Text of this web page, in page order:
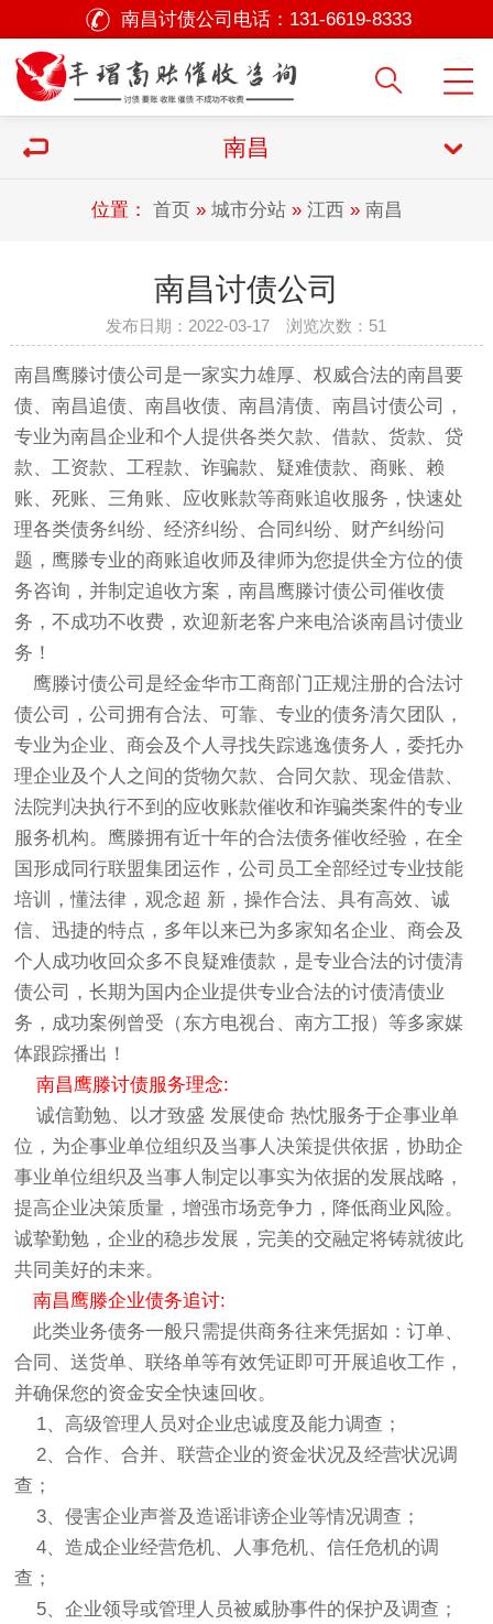
南昌讨债公司电话： 131-6619-8333
南昌
位置： 首页» 城市分站» 江西» 南昌
南昌讨债公司
发布日期：2022-03-17 浏览次数： 51
南昌鹰滕讨债公司 是一家实力雄厚、权威合法的南昌要
债、南昌追债、南昌收债、南昌清债、南昌讨债公司，
专业为南昌企业和个人提供各类欠款、借款、货款、贷
款、工资款、工程款、诈骗款、疑难债款、商账、赖
账、死账、三角账、应收账款等商账追收服务，快速处
理各类债务纠纷、经济纠纷、合同纠纷、财产纠纷问
题，鹰滕专业的商账追收师及律师为您提供全方位的债
务咨询，并制定追收方案，南昌鹰滕讨债公司催收债
务，不成功不收费，欢迎新老客户来电洽谈南昌讨债业
务！
鹰滕讨债公司是经金华市工商部门正规注册的合法讨
债公司，公司拥有合法、可靠、专业的债务清欠团队，
专业为企业、商会及个人寻找失踪逃逸债务人，委托办
理企业及个人之间的货物欠款、合同欠款、现金借款、
法院判决执行不到的应收账款催收和诈骗类案件的专业
服务机构。鹰滕拥有近十年的合法债务催收经验，在全
国形成同行联盟集团运作，公司员工全部经过专业技能
培训，懂法律，观念超 新，操作合法、具有高效、诚
信、迅捷的特点，多年以来已为多家知名企业、商会及
个人成功收回众多不良疑难债款，是专业合法的讨债清
债公司，长期为国内企业提供专业合法的讨债清债业
务，成功案例曾受（东方电视台、南方工报）等多家媒
体跟踪播出！
南昌鹰滕讨债服务理念:
诚信勤勉、以才致盛 发展使命 热忱服务于企事业单
位，为企事业单位组织及当事人决策提供依据，协助企
事业单位组织及当事人制定以事实为依据的发展战略，
提高企业决策质量，增强市场竞争力，降低商业风险。
诚挚勤勉，企业的稳步发展，完美的交融定将铸就彼此
共同美好的未来。
南昌鹰滕企业债务追讨:
此类业务债务一般只需提供商务往来凭据如：订单、
合同、送货单、联络单等有效凭证即可开展追收工作，
并确保您的资金安全快速回收。
1、高级管理人员对企业忠诚度及能力调查；
2、合作、合并、联营企业的资金状况及经营状况调
查；
3、侵害企业声誉及造谣诽谤企业等情况调查；
4、造成企业经营危机、人事危机、信任危机的调
查；
5、企业领导或管理人员被威胁事件的保护及调查；